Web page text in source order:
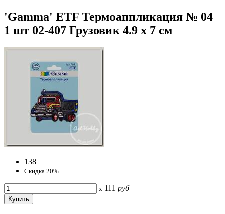
'Gamma' ETF Термоаппликация № 04
1 шт 02-407 Грузовик 4.9 х 7 см
138
Скидка 20%
x 111 руб